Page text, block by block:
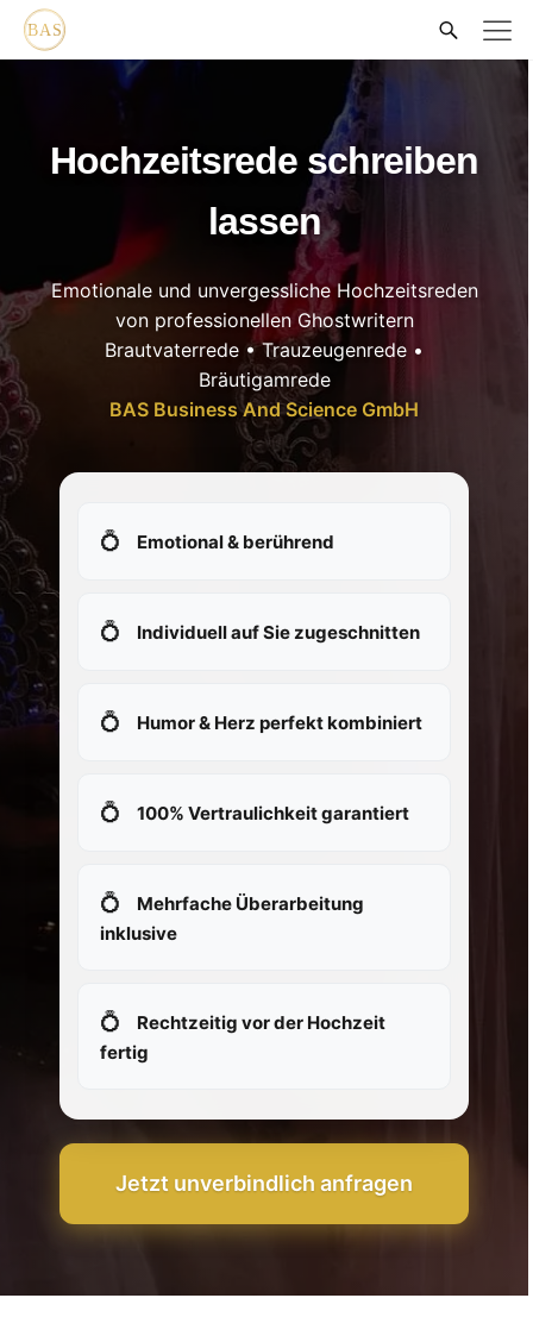
Hochzeitsrede schreiben
lassen
Emotionale und unvergessliche Hochzeitsreden
von professionellen Ghostwritern
Brautvaterrede • Trauzeugenrede •
Bräutigamrede
BAS Business And Science GmbH
Emotional & berührend
Individuell auf Sie zugeschnitten
Humor & Herz perfekt kombiniert
100% Vertraulichkeit garantiert
Mehrfache Überarbeitung
inklusive
Rechtzeitig vor der Hochzeit
fertig
Jetzt unverbindlich anfragen